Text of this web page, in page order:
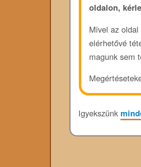
oldalon,
Mivel az
elérhetővé
magunk sem
Igyekszünk